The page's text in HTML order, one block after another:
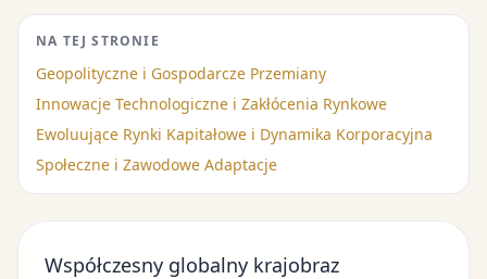
NA TEJ STRONIE
Geopolityczne i Gospodarcze Przemiany
Innowacje Technologiczne i Zakłócenia Rynkowe
Ewoluujące Rynki Kapitałowe i Dynamika Korporacyjna
Społeczne i Zawodowe Adaptacje
Współczesny globalny krajobraz